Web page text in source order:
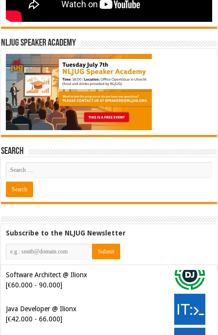
NLJUG Speaker Academy
Search
Subscribe to the NLJUG Newsletter
[€60.000 - 90.000]
[€42.000 - 66.000]